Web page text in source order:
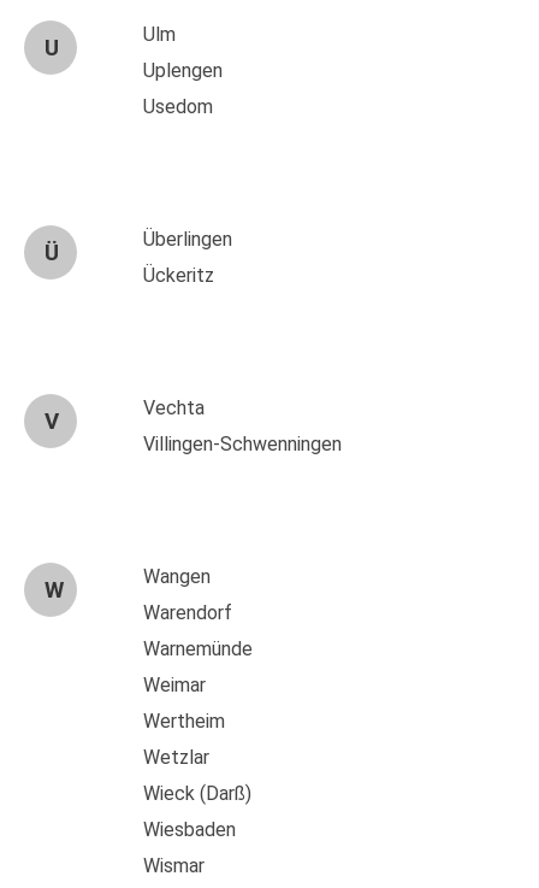
U
Ulm
Uplengen
Usedom
Ü
Überlingen
Ückeritz
V
Vechta
Villingen-Schwenningen
W
Wangen
Warendorf
Warnemünde
Weimar
Wertheim
Wetzlar
Wieck (Darß)
Wiesbaden
Wismar